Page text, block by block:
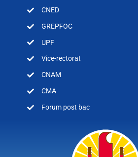
CNED
GREPFOC
UPF
Vice-rectorat
CNAM
CMA
Forum post bac